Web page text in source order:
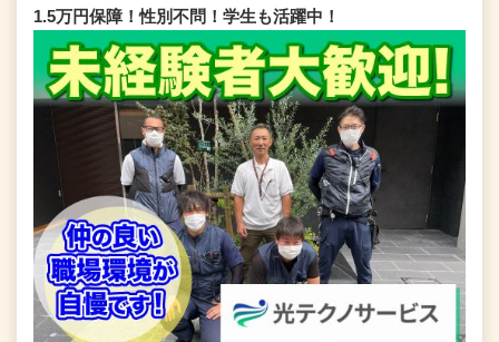
1.5万円保障！性別不問！学生も活躍中！